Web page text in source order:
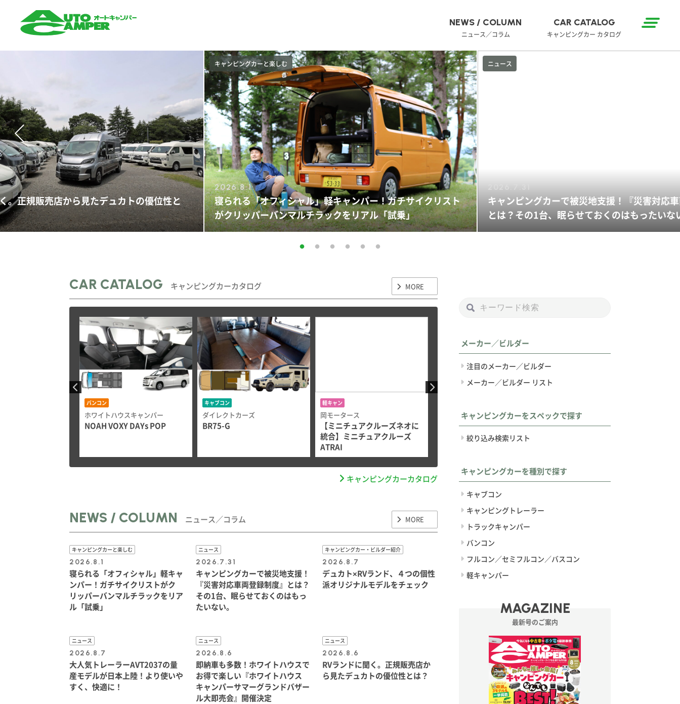
NEWS / COLUMN
ニュース／コラム
CAR CATALOG
キャンピングカー カタログ
ィシャル」軽キャンパー！ガチサイクリスト
ンマルチラックをリアル「試乗」
ニュース
2026.7.31
キャンピングカーで被災地支援！『災害対応車両登録制度』
とは？その1台、眠らせておくのはもったいない。
キャンピングカー・ビルダー紹介
デュカト×RVランド、４つの個性派オリジナ
チェック
CAR CATALOG キャンピングカーカタログ MORE
バンコン
ホワイトハウスキャンパー
NOAH VOXY DAYs POP
キャブコン
ダイレクトカーズ
BR75-G
軽キャン
岡モータース
【ミニチュアクルーズネオに
統合】ミニチュアクルーズ
ATRAI
フォレストリバー（アメリカ）
ウルフパップ 13BCW リミ
RVランド
ランドホーム コースター
キャンピングカーカタログ
NEWS / COLUMN ニュース／コラム MORE
キャンピングカーと楽しむ
2026.8.1
寝られる「オフィシャル」軽キャ
ンパー！ガチサイクリストがク
リッパーバンマルチラックをリア
ル「試乗」
ニュース
2026.7.31
キャンピングカーで被災地支援！
『災害対応車両登録制度』とは？
その1台、眠らせておくのはもっ
たいない。
キャンピングカー・ビルダー紹介
2026.8.7
デュカト×RVランド、４つの個性
派オリジナルモデルをチェック
ニュース
2026.8.7
大人気トレーラーAVT2037の量
産モデルが日本上陸！より使いや
すく、快適に！
ニュース
2026.8.6
即納車も多数！ホワイトハウスで
お得で楽しい『ホワイトハウス
キャンパーサマーグランドバザー
ル大即売会』開催決定
ニュース
2026.8.6
RVランドに聞く。正規販売店か
ら見たデュカトの優位性とは？
メーカー／ビルダー
注目のメーカー／ビルダー
メーカー／ビルダー リスト
キャンピングカーをスペックで探す
絞り込み検索リスト
キャンピングカーを種別で探す
キャブコン
キャンピングトレーラー
トラックキャンパー
バンコン
フルコン／セミフルコン／バスコン
軽キャンパー
MAGAZINE
最新号のご案内